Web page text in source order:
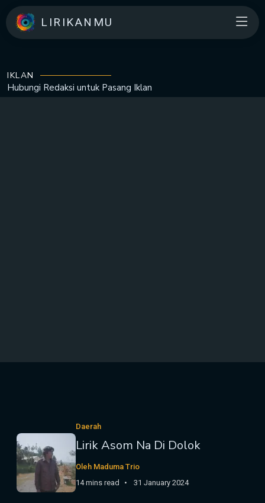
LIRIKANMU
IKLAN
Hubungi Redaksi untuk Pasang Iklan
Daerah
Lirik Asom Na Di Dolok
Oleh Maduma Trio
14 mins read
31 January 2024